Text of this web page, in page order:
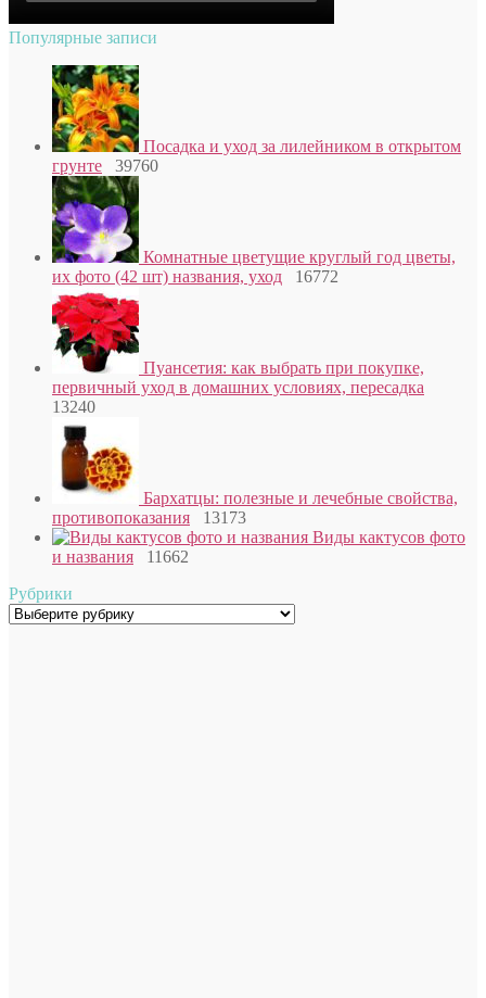
Популярные записи
Посадка и уход за лилейником в открытом
грунте
39760
Комнатные цветущие круглый год цветы,
их фото (42 шт) названия, уход
16772
Пуансетия: как выбрать при покупке,
первичный уход в домашних условиях, пересадка
13240
Бархатцы: полезные и лечебные свойства,
противопоказания
13173
Виды кактусов фото
и названия
11662
Рубрики
Рубрики